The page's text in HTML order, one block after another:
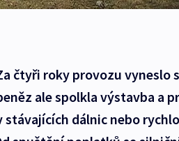
čtyři roky provozu
ale spolkla výstavba a
stávajících dálnic nebo